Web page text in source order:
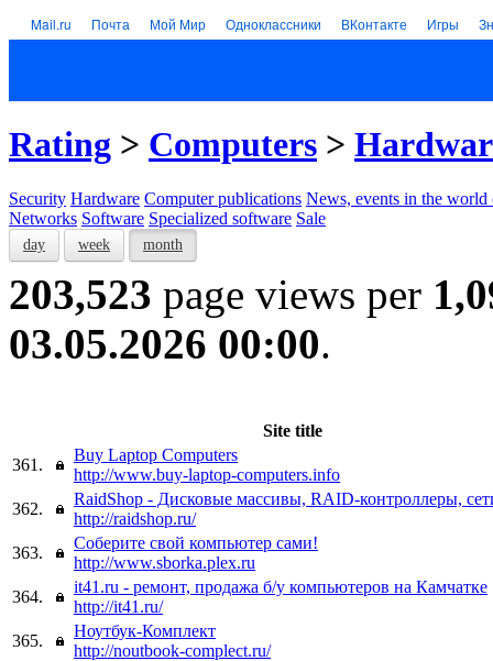
Mail.ru Почта Мой Мир Одноклассники ВКонтакте Игры
Rating > Computers >
Security Hardware Computer publications News, events in the world
Networks Software Specialized software Sale
day week month
203,523 page views per
03.05.2026 00:00.
Site title
361.
Buy Laptop Computers
http://www.buy-laptop-computers.info
362.
RaidShop - Дисковые массивы, RAID-контроллеры,
http://raidshop.ru/
363.
Соберите свой компьютер сами!
http://www.sborka.plex.ru
364.
it41.ru - ремонт, продажа б/у компьютеров на Камчатке
http://it41.ru/
365.
Ноутбук-Комплект
http://noutbook-complect.ru/